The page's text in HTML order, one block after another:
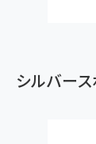
シルバー